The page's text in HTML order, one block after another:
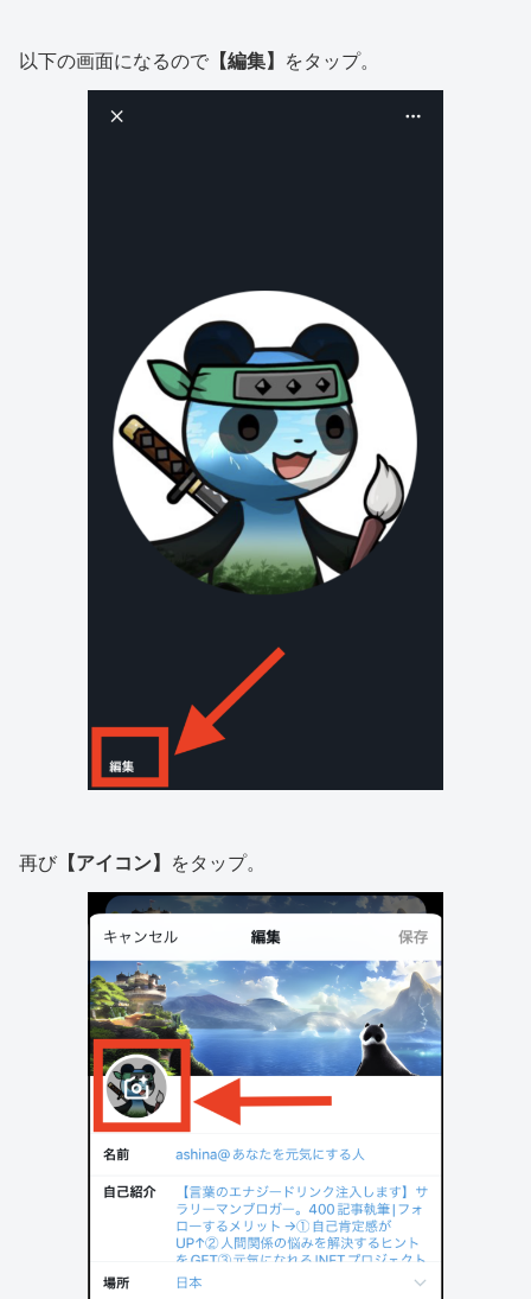
以下の画面になるので 【編集】 をタップ。
再び 【アイコン】 をタップ。